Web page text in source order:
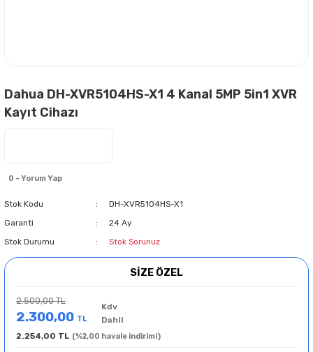
Dahua DH-XVR5104HS-X1 4 Kanal 5MP 5in1 XVR
Kayıt Cihazı
0 - Yorum Yap
Stok Kodu
DH-XVR5104HS-X1
Garanti
24 Ay
Stok Durumu
Stok Sorunuz
SİZE ÖZEL
2.500,00 TL
2.300,00 TL
Kdv
Dahil
2.254,00 TL (%2,00 havale indirimi)